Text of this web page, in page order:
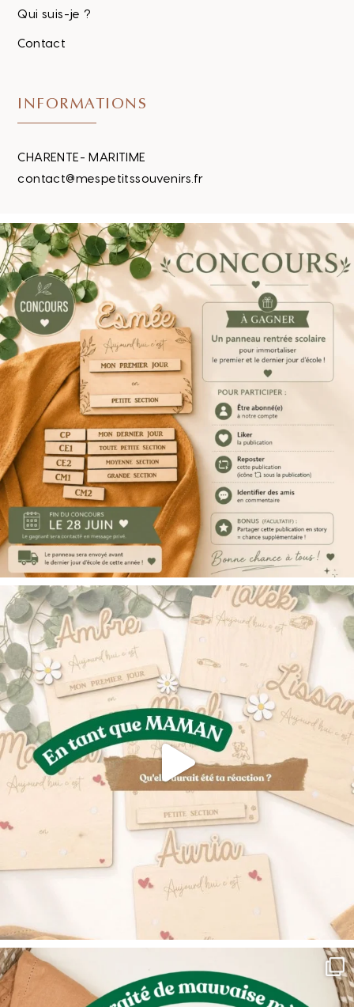
Qui suis-je ?
Contact
INFORMATIONS
CHARENTE- MARITIME
contact@mespetitssouvenirs.fr